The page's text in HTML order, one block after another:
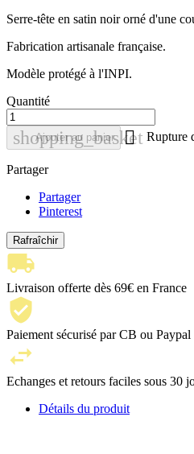
Serre-tête en satin noir orné d'une
Fabrication artisanale française.
Modèle protégé à l'INPI.
Quantité
shopping_basket
Ajouter au panier  Rupture
Partager
Partager
Pinterest
Livraison offerte dès 69€ en France
Paiement sécurisé par CB ou Paypal
Echanges et retours faciles sous 30
Détails du produit